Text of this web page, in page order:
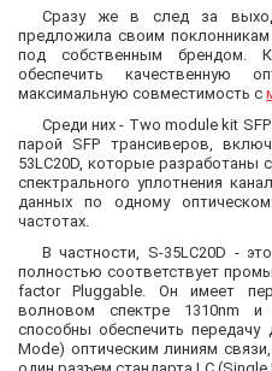
Сразу же в след за
предложила своим
под собственным брендом.
обеспечить качественную
максимальную совместимость с
Среди них - Two module kit
парой SFP трансиверов,
53LC20D, которые
спектрального уплотнения
данных по одному
частотах.
В частности, S-35LC20D -
полностью соответствует
factor Pluggable. Он имеет
волновом спектре 1310nm
способны обеспечить
Mode) оптическим линиям